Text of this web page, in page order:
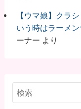
【ウマ娘】クラ
いう時はラーメ
ーナー より